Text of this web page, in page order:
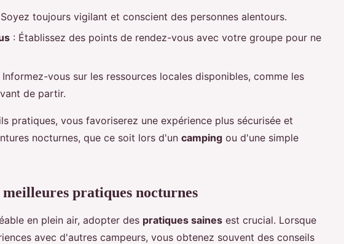
toujours vigilant et conscient des personnes alentours.
: Établissez des points de rendez-vous avec votre groupe pour ne
Informez-vous sur les ressources locales disponibles, comme les
de partir.
pratiques, vous favoriserez une expérience plus sécurisée et
nocturnes, que ce soit lors d'un camping ou d'une simple
pratiques nocturnes
en plein air, adopter des pratiques saines est crucial. Lorsque
avec d'autres campeurs, vous obtenez souvent des conseils